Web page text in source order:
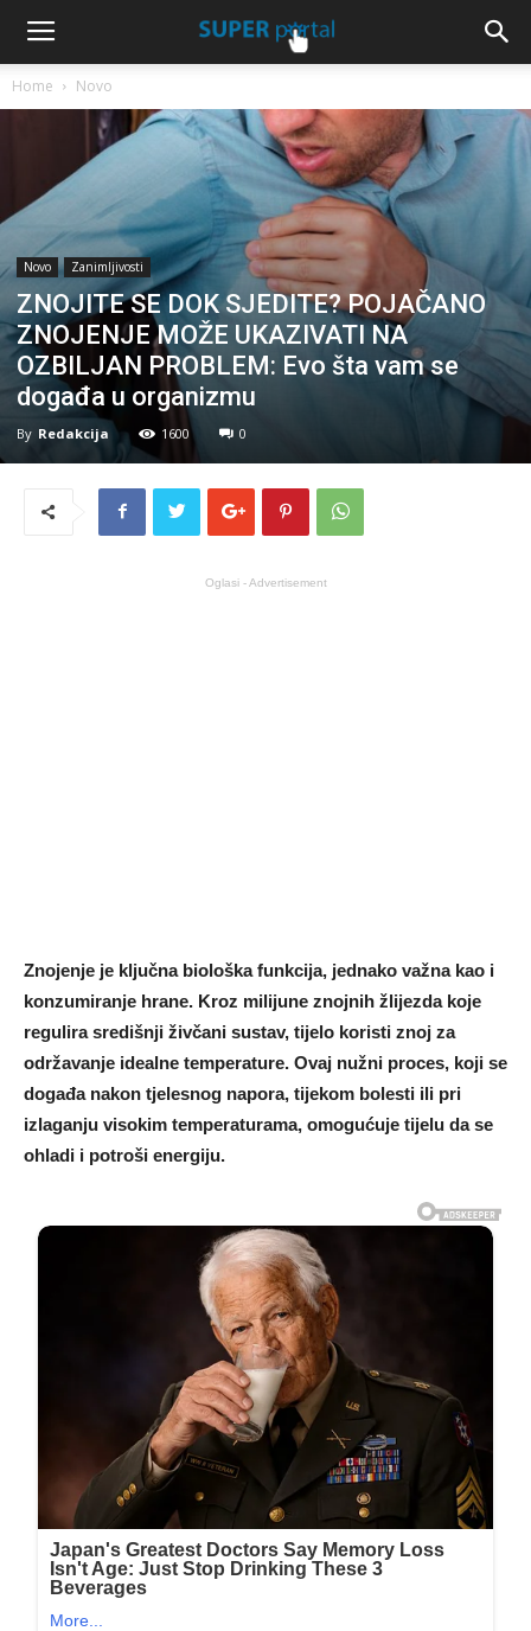
Home Novo
Novo Zanimljivosti
ZNOJITE SE DOK SJEDITE? POJAČANO
ZNOJENJE MOŽE UKAZIVATI NA
OZBILJAN PROBLEM: Evo šta vam se
događa u organizmu
By Redakcija 1600 0
Oglasi - Advertisement
Znojenje je ključna biološka funkcija, jednako važna kao i
konzumiranje hrane. Kroz milijune znojnih žlijezda koje
regulira središnji živčani sustav, tijelo koristi znoj za
održavanje idealne temperature. Ovaj nužni proces, koji se
događa nakon tjelesnog napora, tijekom bolesti ili pri
izlaganju visokim temperaturama, omogućuje tijelu da se
ohladi i potroši energiju.